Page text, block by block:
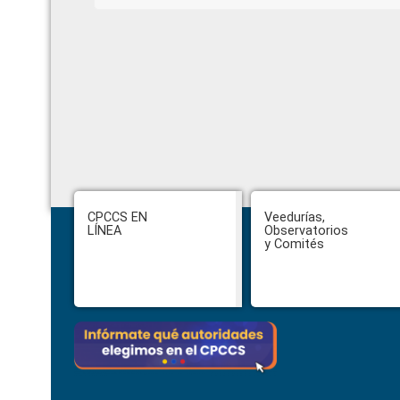
Footer
CPCCS EN
LÍNEA
Veedurías,
Observatorios
y Comités